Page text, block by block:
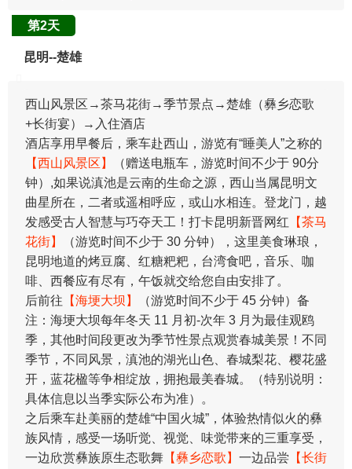
第2天
昆明--楚雄
西山风景区→茶马花街→季节景点→楚雄（彝乡恋歌
+长街宴）→入住酒店
酒店享用早餐后，乘车赴西山，游览有“睡美人”之称的
【西山风景区】
（赠送电瓶车，游览时间不少于 90分
钟）,如果说滇池是云南的生命之源，西山当属昆明文
曲星所在，二者或遥相呼应，或山水相连。登龙门，越
发感受古人智慧与巧夺天工！打卡昆明新晋网红 【茶马
花街】
（游览时间不少于 30 分钟），这里美食琳琅，
昆明地道的烤豆腐、红糖粑粑，台湾食吧，音乐、咖
啡、西餐应有尽有，午饭就交给您自由安排了。
后前往 【海埂大坝】
（游览时间不少于 45 分钟）备
注：海埂大坝每年冬天 11 月初-次年 3 月为最佳观鸥
季，其他时间段更改为季节性景点观赏春城美景！不同
季节，不同风景，滇池的湖光山色、春城梨花、樱花盛
开，蓝花楹等争相绽放，拥抱最美春城。（特别说明：
具体信息以当季实际公布为准）。
之后乘车赴美丽的楚雄“中国火城”，体验热情似火的彝
族风情，感受一场听觉、视觉、味觉带来的三重享受，
一边欣赏彝族原生态歌舞 【彝乡恋歌】 一边品尝 【长街